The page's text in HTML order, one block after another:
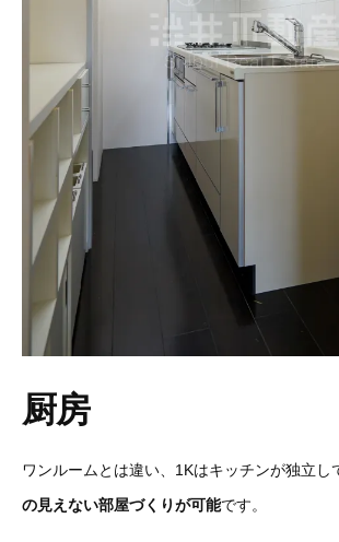
厨房
ワンルームとは違い、1Kはキッチンが独立し
の見えない部屋づくりが可能です。